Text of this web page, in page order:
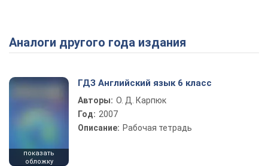
Play Video
Аналоги другого года издания
показать
обложку
ГДЗ Английский язык 6 класс
Авторы: О. Д. Карпюк
Год: 2007
Описание: Рабочая тетрадь